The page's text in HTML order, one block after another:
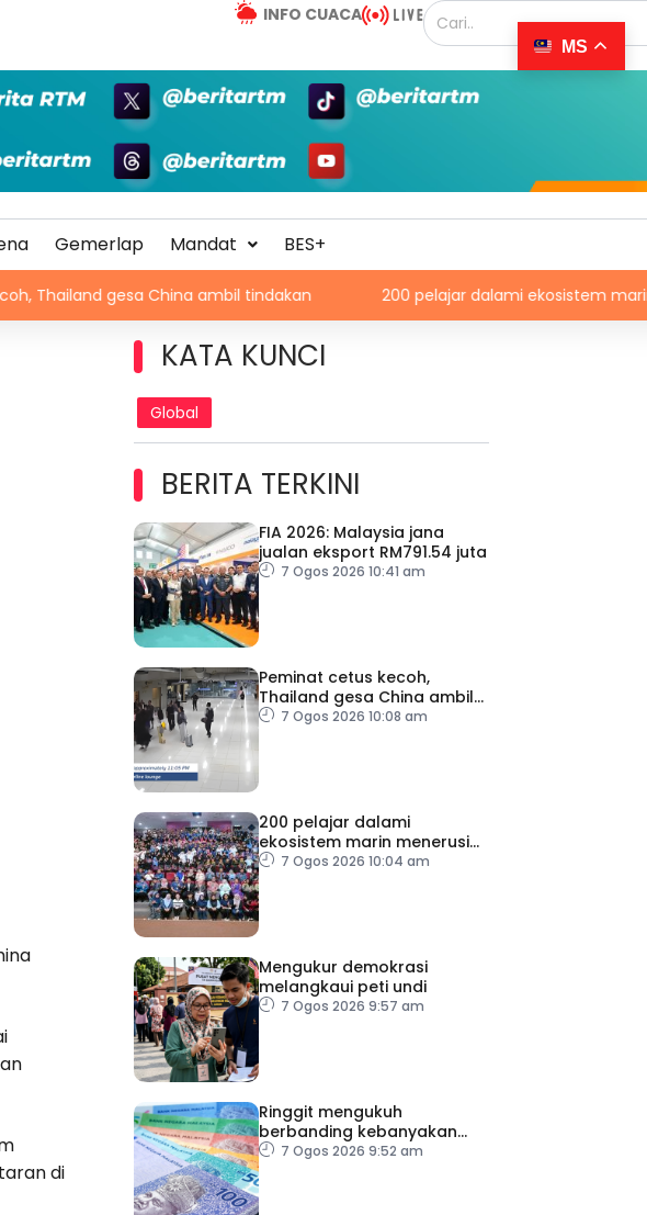
INFO CUACA
Gemerlap Mandat BES+
China ambil tindakan 200 pelajar dalami ekosistem marin menerusi
di
KATA KUNCI
Global
BERITA TERKINI
FIA 2026: Malaysia jana
jualan eksport RM791.54 juta
7 Ogos 2026 10:41 am
Peminat cetus kecoh,
Thailand gesa China ambil
tindakan
7 Ogos 2026 10:08 am
200 pelajar dalami
ekosistem marin menerusi
Blue School Malaysia
7 Ogos 2026 10:04 am
Mengukur demokrasi
melangkaui peti undi
7 Ogos 2026 9:57 am
Ringgit mengukuh
berbanding kebanyakan
mata wang utama, stabil
7 Ogos 2026 9:52 am
MS